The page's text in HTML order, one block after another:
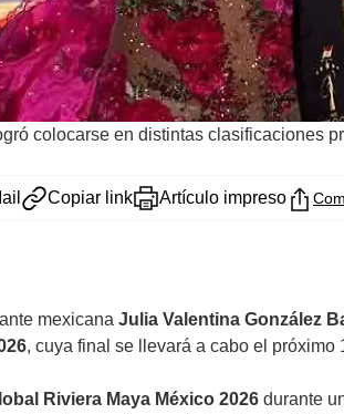
colocarse en distintas clasificaciones
Copiar link Artículo impreso
mexicana Julia Valentina González
, cuya final se llevará a cabo el próximo
Riviera Maya México 2026 durante